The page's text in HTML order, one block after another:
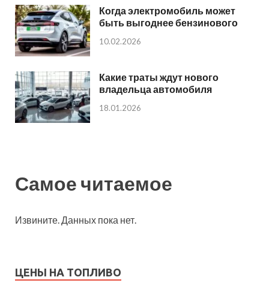
Когда электромобиль может
быть выгоднее бензинового
10.02.2026
Какие траты ждут нового
владельца автомобиля
18.01.2026
Самое читаемое
Извините. Данных пока нет.
ЦЕНЫ НА ТОПЛИВО